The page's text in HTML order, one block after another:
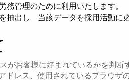
管理のために利用いたします。
抽出し、当該データを採用活動に
お客様に好まれているかを判断
ドレス、使用されているブラウザ